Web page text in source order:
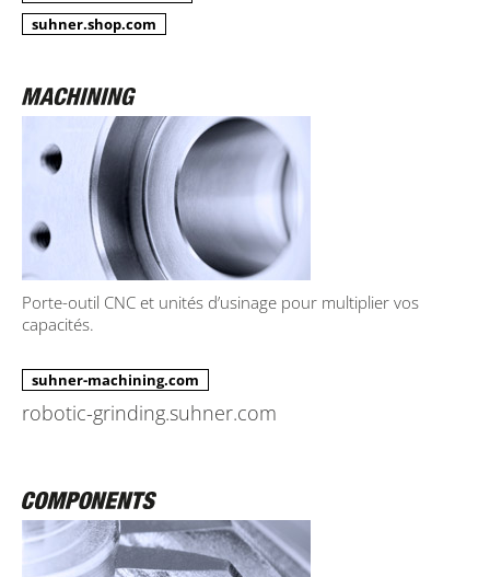
suhner.shop.com
Porte-outil CNC et unités d’usinage pour multiplier vos
capacités.
suhner-machining.com
robotic-grinding.suhner.com